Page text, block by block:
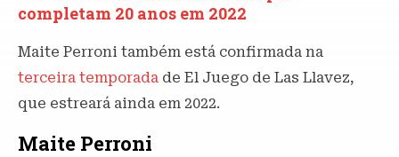
completam 20 anos em 2022
Maite Perroni também está confirmada na
terceira temporada de El Juego de Las Llavez,
que estreará ainda em 2022.
Maite Perroni